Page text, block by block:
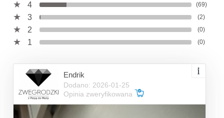
4 (69)
3 (2)
2 (0)
1 (0)
Endrik
Dodano: 2026-01-25
Opinia zweryfikowana